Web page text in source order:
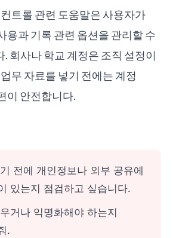
트롤 관련 도움말은 사용자가
용과 기록 관련 옵션을 관리할 수
회사나 학교 계정은 조직 설정이
무 자료를 넣기 전에는 계정
이 안전합니다.
전에 개인정보나 외부 공유에
있는지 점검하고 싶습니다.
거나 익명화해야 하는지
.